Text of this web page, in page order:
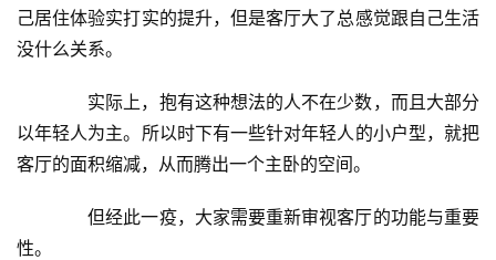
己居住体验实打实的提升，但是客厅大了总感觉跟自己生活
没什么关系。
实际上，抱有这种想法的人不在少数，而且大部分
以年轻人为主。所以时下有一些针对年轻人的小户型，就把
客厅的面积缩减，从而腾出一个主卧的空间。
但经此一疫，大家需要重新审视客厅的功能与重要
性。